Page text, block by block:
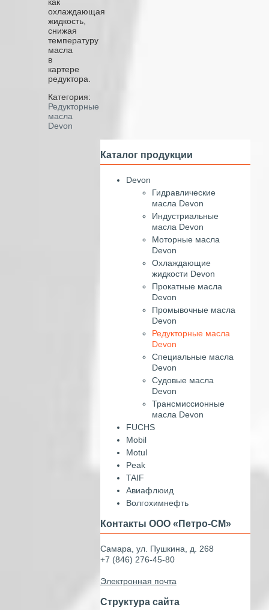
охлаждающая
жидкость,
снижая
температуру
масла
в
картере
редуктора.
Категория:
Редукторные
масла
Devon
Каталог продукции
Devon
Гидравлические
масла Devon
Индустриальные
масла Devon
Моторные масла
Devon
Охлаждающие
жидкости Devon
Прокатные масла
Devon
Промывочные масла
Devon
Редукторные масла
Devon
Специальные масла
Devon
Судовые масла
Devon
Трансмиссионные
масла Devon
FUCHS
Mobil
Motul
Peak
TAIF
Авиафлюид
Волгохимнефть
Контакты ООО «Петро-СМ»
Самара, ул. Пушкина, д. 268
+7 (846) 276-45-80
Электронная почта
Структура сайта